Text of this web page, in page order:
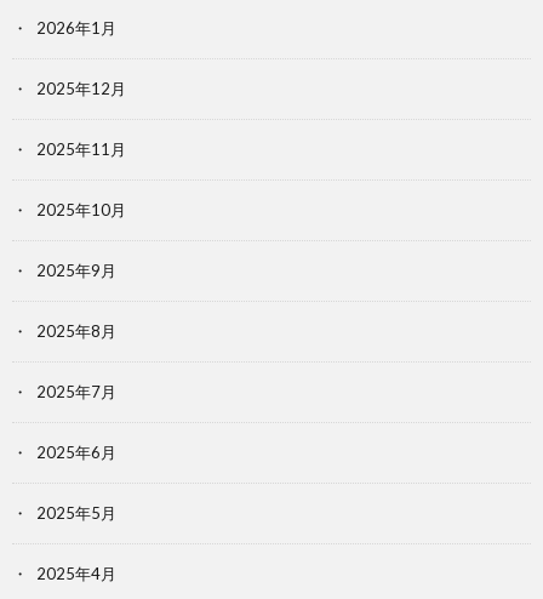
2026年1月
2025年12月
2025年11月
2025年10月
2025年9月
2025年8月
2025年7月
2025年6月
2025年5月
2025年4月